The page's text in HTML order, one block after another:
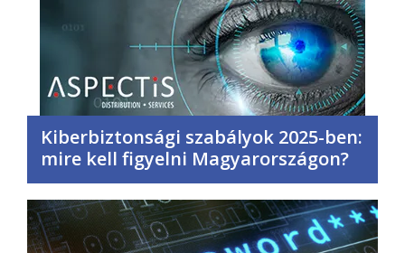
Kiberbiztonsági szabályok 2025-ben:
mire kell figyelni Magyarországon?